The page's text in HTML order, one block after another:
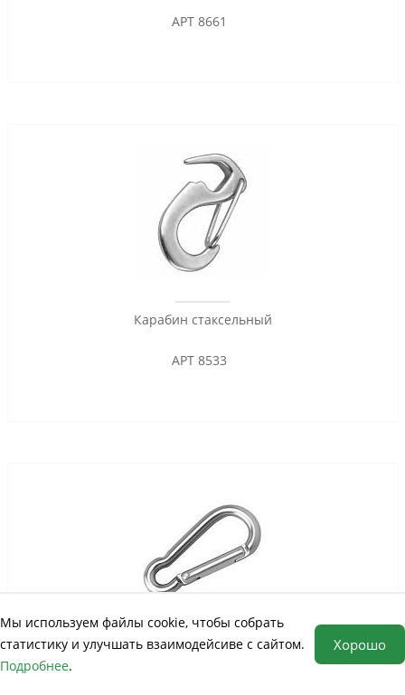
АРТ 8661
Карабин стаксельный
АРТ 8533
Мы используем файлы cookie, чтобы собрать
статистику и улучшать взаимодейсиве с сайтом.
Подробнее.
Хорошо